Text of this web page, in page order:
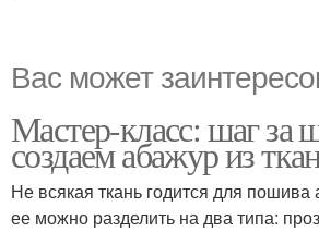
Вас может
Мастер-класс: шаг за
создаем абажур из
Не всякая ткань годится для
ее можно разделить на два типа: